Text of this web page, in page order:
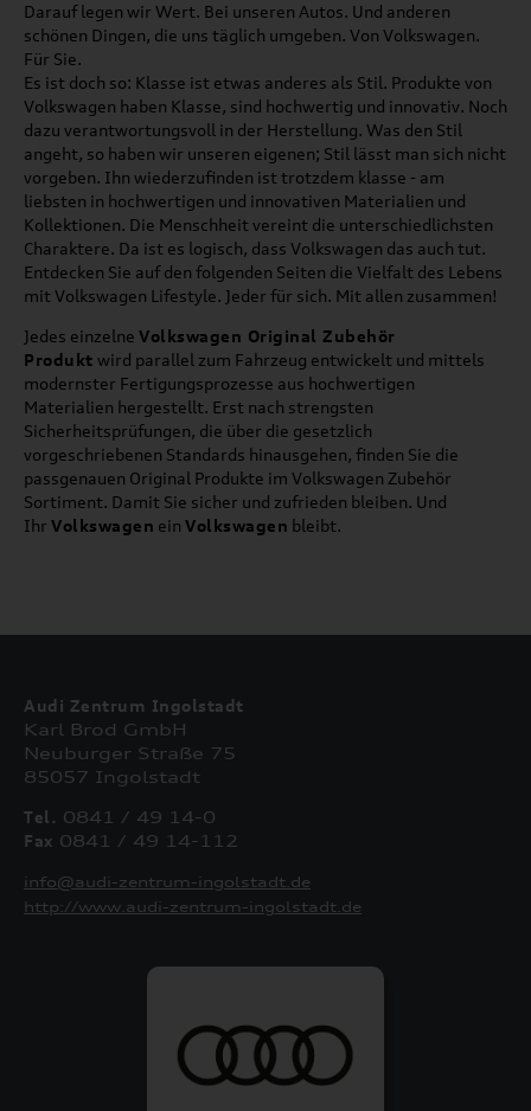
Darauf legen wir Wert. Bei unseren Autos. Und anderen
schönen Dingen, die uns täglich umgeben. Von Volkswagen.
Für Sie.
Es ist doch so: Klasse ist etwas anderes als Stil. Produkte von
Volkswagen haben Klasse, sind hochwertig und innovativ. Noch
dazu verantwortungsvoll in der Herstellung. Was den Stil
angeht, so haben wir unseren eigenen; Stil lässt man sich nicht
vorgeben. Ihn wiederzufinden ist trotzdem klasse - am
liebsten in hochwertigen und innovativen Materialien und
Kollektionen. Die Menschheit vereint die unterschiedlichsten
Charaktere. Da ist es logisch, dass Volkswagen das auch tut.
Entdecken Sie auf den folgenden Seiten die Vielfalt des Lebens
mit Volkswagen Lifestyle. Jeder für sich. Mit allen zusammen!
Jedes einzelne Volkswagen Original Zubehör
Produkt wird parallel zum Fahrzeug entwickelt und mittels
modernster Fertigungsprozesse aus hochwertigen
Materialien hergestellt. Erst nach strengsten
Sicherheitsprüfungen, die über die gesetzlich
vorgeschriebenen Standards hinausgehen, finden Sie die
passgenauen Original Produkte im Volkswagen Zubehör
Sortiment. Damit Sie sicher und zufrieden bleiben. Und
Ihr Volkswagen ein Volkswagen bleibt.
Audi Zentrum Ingolstadt
Karl Brod GmbH
Neuburger Straße 75
85057 Ingolstadt
Tel. 0841 / 49 14-0
Fax 0841 / 49 14-112
info@audi-zentrum-ingolstadt.de
http://www.audi-zentrum-ingolstadt.de